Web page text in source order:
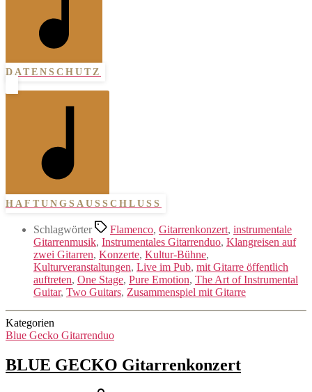
DATENSCHUTZ
HAFTUNGSAUSSCHLUSS
Schlagwörter Flamenco, Gitarrenkonzert, instrumentale
Gitarrenmusik, Instrumentales Gitarrenduo, Klangreisen auf
zwei Gitarren, Konzerte, Kultur-Bühne,
Kulturveranstaltungen, Live im Pub, mit Gitarre öffentlich
auftreten, One Stage, Pure Emotion, The Art of Instrumental
Guitar, Two Guitars, Zusammenspiel mit Gitarre
Kategorien
Blue Gecko Gitarrenduo
BLUE GECKO Gitarrenkonzert